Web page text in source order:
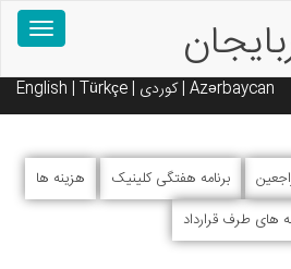
Azərbaycan
|کوردی|
English|Türkçe
Toggle
برنامه هفتگی کلینیک
هزینه ها
های طرف قرارداد